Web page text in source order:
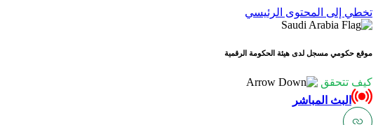
تخطي إلى المحتوى الرئيسي
موقع حكومي مسجل لدى هيئة الحكومة الرقمية
كيف تتحقق
البث المباشر